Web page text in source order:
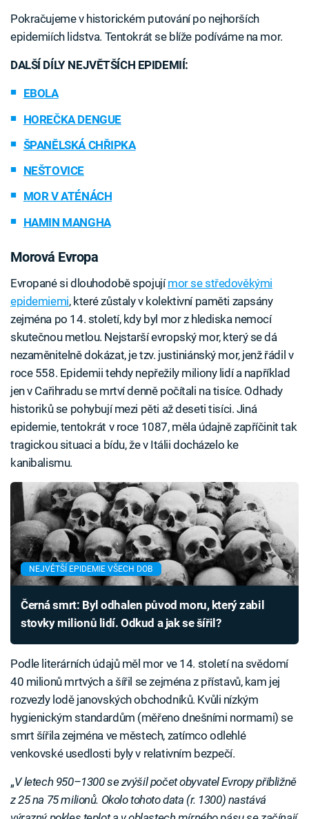
Pokračujeme v historickém putování po nejhorších
epidemiích lidstva. Tentokrát se blíže podíváme na mor.
DALŠÍ DÍLY NEJVĚTŠÍCH EPIDEMIÍ:
EBOLA
HOREČKA DENGUE
ŠPANĚLSKÁ CHŘIPKA
NEŠTOVICE
MOR V ATÉNÁCH
HAMIN MANGHA
Morová Evropa
Evropané si dlouhodobě spojujímor se středověkými
epidemiemi, které zůstaly v kolektivní paměti zapsány
zejména po 14. století, kdy byl mor z hlediska nemocí
skutečnou metlou. Nejstarší evropský mor, který se dá
nezaměnitelně dokázat, je tzv. justiniánský mor, jenž řádil v
roce 558. Epidemii tehdy nepřežily miliony lidí a například
jen v Cařihradu se mrtví denně počítali na tisíce. Odhady
historiků se pohybují mezi pěti až deseti tisíci. Jiná
epidemie, tentokrát v roce 1087, měla údajně zapříčinit tak
tragickou situaci a bídu, že v Itálii docházelo ke
kanibalismu.
NEJVĚTŠÍ EPIDEMIE VŠECH DOB
Černá smrt: Byl odhalen původ moru, který zabil
stovky milionů lidí. Odkud a jak se šířil?
Podle literárních údajů měl mor ve 14. století na svědomí
40 milionů mrtvých a šířil se zejména z přístavů, kam jej
rozvezly lodě janovských obchodníků. Kvůli nízkým
hygienickým standardům (měřeno dnešními normami) se
smrt šířila zejména ve městech, zatímco odlehlé
venkovské usedlosti byly v relativním bezpečí.
„V letech 950–1300 se zvýšil počet obyvatel Evropy přibližně
z 25 na 75 milionů. Okolo tohoto data (r. 1300) nastává